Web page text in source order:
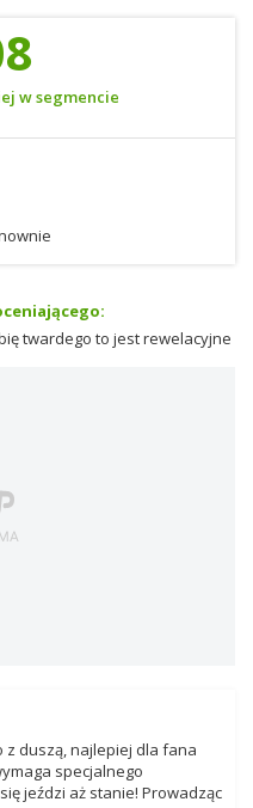
w segmencie
twardego to jest rewelacyjne
z duszą, najlepiej dla fana
specjalnego
jeździ aż stanie! Prowadząc